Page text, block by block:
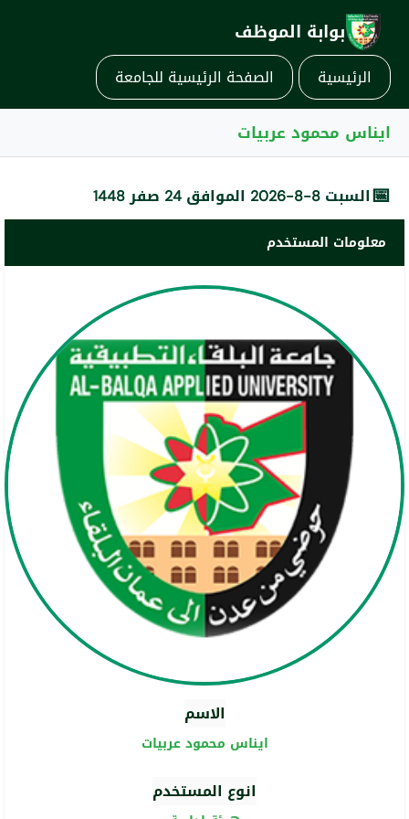
بوابة الموظف
الرئيسية الصفحة الرئيسية للجامعة
ايناس محمود عربيات
📅السبت 8-8-2026 الموافق 24 صفر 1448
معلومات المستخدم
الاسم
ايناس محمود عربيات
انوع المستخدم